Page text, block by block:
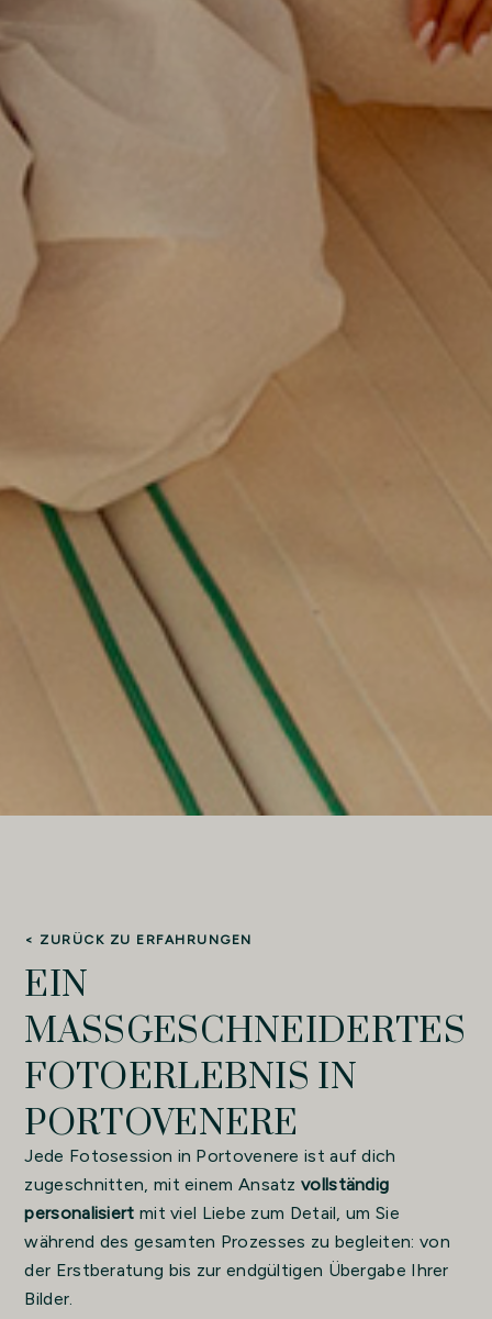
< ZURÜCK ZU ERFAHRUNGEN
EIN
MASSGESCHNEIDERTES F
OTOERLEBNIS IN P
ORTOVENERE
Jede Fotosession in Portovenere ist auf dich
zugeschnitten, mit einem Ansatzvollständig
personalisiert mit viel Liebe zum Detail, um Sie
während des gesamten Prozesses zu begleiten: von
der Erstberatung bis zur endgültigen Übergabe Ihrer
Bilder.